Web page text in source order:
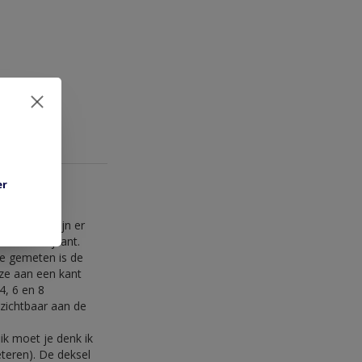
ze zijn er
de zijkant.
gemeten is de
aan een kant
6 en 8
aan de
moet je denk ik
De deksel